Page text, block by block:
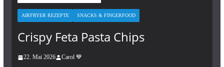
AIRFRYER REZEPTE SNACKS & FINGERFOOD
Crispy Feta Pasta Chips
22. Mai 2026 Carol 💙